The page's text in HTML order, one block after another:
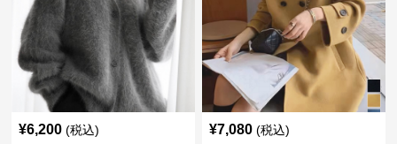
¥6,200 (税込) ¥7,080 (税込)